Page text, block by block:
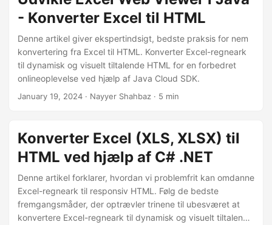
- Konverter Excel til HTML
Denne artikel giver ekspertindsigt, bedste praksis for nem
konvertering fra Excel til HTML. Konverter Excel-regneark
til dynamisk og visuelt tiltalende HTML for en forbedret
onlineoplevelse ved hjælp af Java Cloud SDK.
January 19, 2024 · Nayyer Shahbaz · 5 min
Konverter Excel (XLS, XLSX) til
HTML ved hjælp af C# .NET
Denne artikel forklarer, hvordan vi problemfrit kan omdanne
Excel-regneark til responsiv HTML. Følg de bedste
fremgangsmåder, der optrævler trinene til ubesværet at
konvertere Excel-regneark til dynamisk og visuelt tiltalende